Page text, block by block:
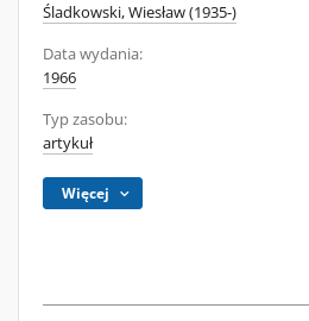
Śladkowski, Wiesław (1935-)
Data wydania:
1966
Typ zasobu:
artykuł
Więcej